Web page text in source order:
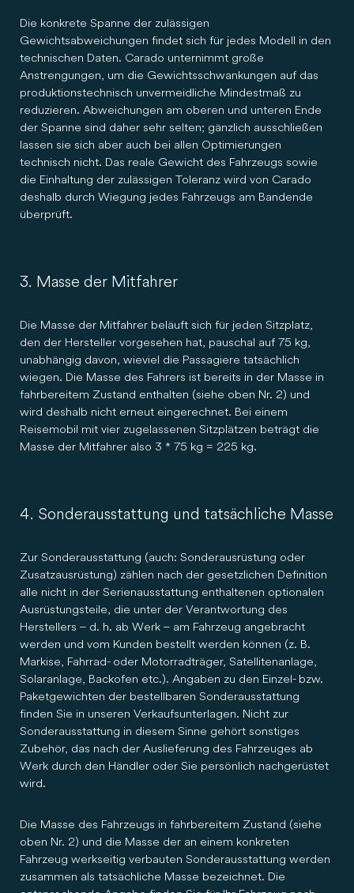
Die konkrete Spanne der zulässigen
Gewichtsabweichungen findet sich für jedes Modell in den
technischen Daten. Carado unternimmt große
Anstrengungen, um die Gewichtsschwankungen auf das
produktionstechnisch unvermeidliche Mindestmaß zu
reduzieren. Abweichungen am oberen und unteren Ende
der Spanne sind daher sehr selten; gänzlich ausschließen
lassen sie sich aber auch bei allen Optimierungen
technisch nicht. Das reale Gewicht des Fahrzeugs sowie
die Einhaltung der zulässigen Toleranz wird von Carado
deshalb durch Wiegung jedes Fahrzeugs am Bandende
überprüft.
3. Masse der Mitfahrer
Die Masse der Mitfahrer beläuft sich für jeden Sitzplatz,
den der Hersteller vorgesehen hat, pauschal auf 75 kg,
unabhängig davon, wieviel die Passagiere tatsächlich
wiegen. Die Masse des Fahrers ist bereits in der Masse in
fahrbereitem Zustand enthalten (siehe oben Nr. 2) und
wird deshalb nicht erneut eingerechnet. Bei einem
Reisemobil mit vier zugelassenen Sitzplätzen beträgt die
Masse der Mitfahrer also 3 * 75 kg = 225 kg.
4. Sonderausstattung und tatsächliche Masse
Zur Sonderausstattung (auch: Sonderausrüstung oder
Zusatzausrüstung) zählen nach der gesetzlichen Definition
alle nicht in der Serienausstattung enthaltenen optionalen
Ausrüstungsteile, die unter der Verantwortung des
Herstellers – d. h. ab Werk – am Fahrzeug angebracht
werden und vom Kunden bestellt werden können (z. B.
Markise, Fahrrad- oder Motorradträger, Satellitenanlage,
Solaranlage, Backofen etc.). Angaben zu den Einzel- bzw.
Paketgewichten der bestellbaren Sonderausstattung
finden Sie in unseren Verkaufsunterlagen. Nicht zur
Sonderausstattung in diesem Sinne gehört sonstiges
Zubehör, das nach der Auslieferung des Fahrzeuges ab
Werk durch den Händler oder Sie persönlich nachgerüstet
wird.
Die Masse des Fahrzeugs in fahrbereitem Zustand (siehe
oben Nr. 2) und die Masse der an einem konkreten
Fahrzeug werkseitig verbauten Sonderausstattung werden
zusammen als tatsächliche Masse bezeichnet. Die